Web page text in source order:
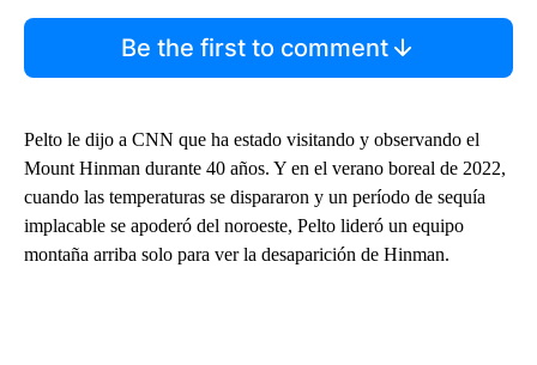
Be the first to comment
Pelto le dijo a CNN que ha estado visitando y observando el
Mount Hinman durante 40 años. Y en el verano boreal de 2022,
cuando las temperaturas se dispararon y un período de sequía
implacable se apoderó del noroeste, Pelto lideró un equipo
montaña arriba solo para ver la desaparición de Hinman.